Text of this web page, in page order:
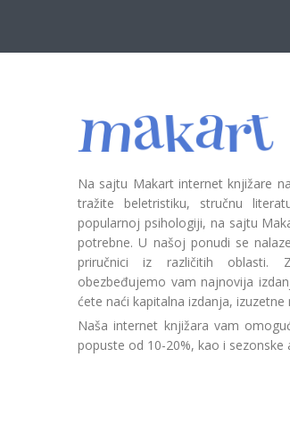
Na sajtu Makart internet knjižare
tražite beletristiku, stručnu
popularnoj psihologiji, na sajtu
potrebne. U našoj ponudi se
priručnici iz različitih oblasti.
obezbeđujemo vam najnovija
ćete naći kapitalna izdanja,
Naša internet knjižara vam
popuste od 10-20%, kao i sezonske